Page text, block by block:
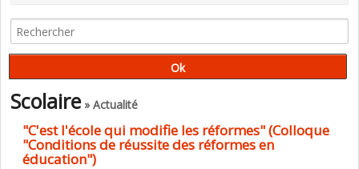
"CONDITIONS DE RÉUSSITE DES RÉFORMES EN ÉDUCATION")
Scolaire» Actualité
"C'est l'école qui modifie les réformes" (Colloque
"Conditions de réussite des réformes en
éducation")